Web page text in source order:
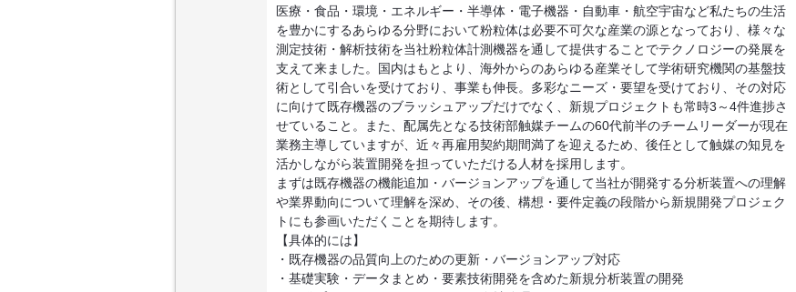
医療・食品・環境・エネルギー・半導体・電子機器・自動車・航空宇宙など私たちの生活
を豊かにするあらゆる分野において粉粒体は必要不可欠な産業の源となっており、様々な
測定技術・解析技術を当社粉粒体計測機器を通して提供することでテクノロジーの発展を
支えて来ました。国内はもとより、海外からのあらゆる産業そして学術研究機関の基盤技
術として引合いを受けており、事業も伸長。多彩なニーズ・要望を受けており、その対応
に向けて既存機器のブラッシュアップだけでなく、新規プロジェクトも常時3～4件進捗さ
せていること。また、配属先となる技術部触媒チームの60代前半のチームリーダーが現在
業務主導していますが、近々再雇用契約期間満了を迎えるため、後任として触媒の知見を
活かしながら装置開発を担っていただける人材を採用します。
まずは既存機器の機能追加・バージョンアップを通して当社が開発する分析装置への理解
や業界動向について理解を深め、その後、構想・要件定義の段階から新規開発プロジェク
トにも参画いただくことを期待します。
【具体的には】
・既存機器の品質向上のための更新・バージョンアップ対応
・基礎実験・データまとめ・要素技術開発を含めた新規分析装置の開発